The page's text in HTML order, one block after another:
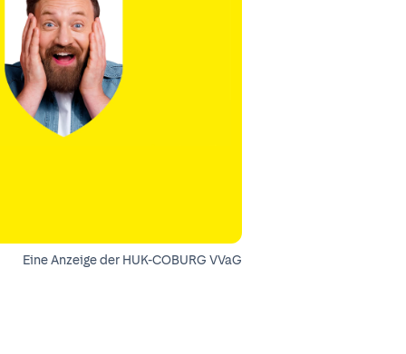
Eine Anzeige der HUK-COBURG VVaG